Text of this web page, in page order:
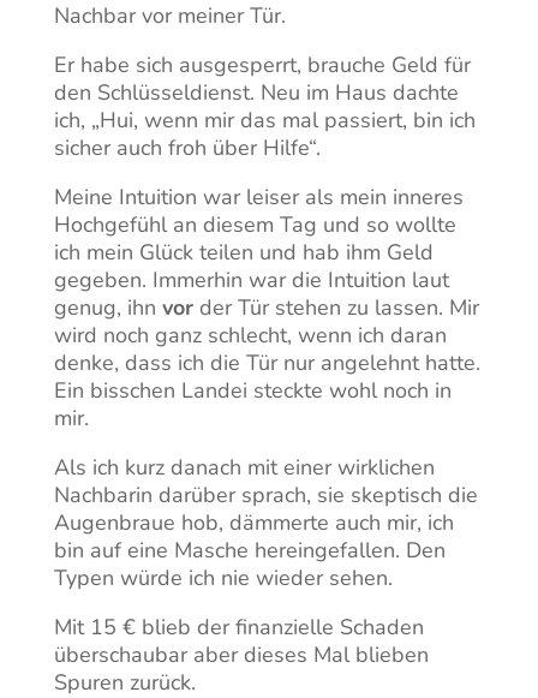
Nachbar vor meiner Tür.
Er habe sich ausgesperrt, brauche Geld für
den Schlüsseldienst. Neu im Haus dachte
ich, „Hui, wenn mir das mal passiert, bin ich
sicher auch froh über Hilfe“.
Meine Intuition war leiser als mein inneres
Hochgefühl an diesem Tag und so wollte
ich mein Glück teilen und hab ihm Geld
gegeben. Immerhin war die Intuition laut
genug, ihn vorder Tür stehen zu lassen. Mir
wird noch ganz schlecht, wenn ich daran
denke, dass ich die Tür nur angelehnt hatte.
Ein bisschen Landei steckte wohl noch in
mir.
Als ich kurz danach mit einer wirklichen
Nachbarin darüber sprach, sie skeptisch die
Augenbraue hob, dämmerte auch mir, ich
bin auf eine Masche hereingefallen. Den
Typen würde ich nie wieder sehen.
Mit 15 € blieb der finanzielle Schaden
überschaubar aber dieses Mal blieben
Spuren zurück.